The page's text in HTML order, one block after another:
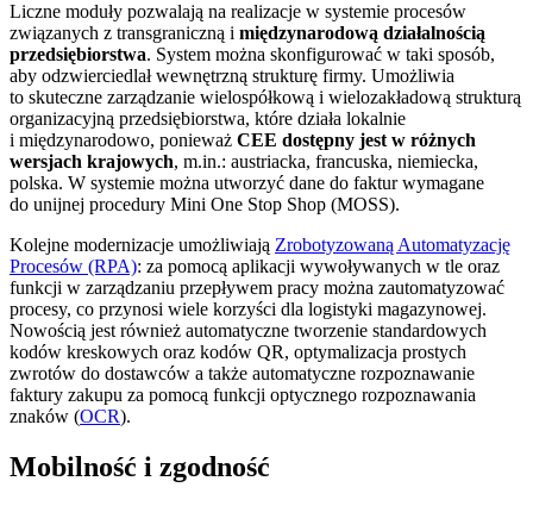
Liczne moduły pozwalają na realizacje w systemie procesów
związanych z transgraniczną i międzynarodową działalnością
przedsiębiorstwa. System można skonfigurować w taki sposób,
aby odzwierciedlał wewnętrzną strukturę firmy. Umożliwia
to skuteczne zarządzanie wielospółkową i wielozakładową strukturą
organizacyjną przedsiębiorstwa, które działa lokalnie
i międzynarodowo, ponieważ CEE dostępny jest w różnych
wersjach krajowych, m.in.: austriacka, francuska, niemiecka,
polska. W systemie można utworzyć dane do faktur wymagane
do unijnej procedury Mini One Stop Shop (MOSS).
Kolejne modernizacje umożliwiają Zrobotyzowaną Automatyzację
Procesów (RPA): za pomocą aplikacji wywoływanych w tle oraz
funkcji w zarządzaniu przepływem pracy można zautomatyzować
procesy, co przynosi wiele korzyści dla logistyki magazynowej.
Nowością jest również automatyczne tworzenie standardowych
kodów kreskowych oraz kodów QR, optymalizacja prostych
zwrotów do dostawców a także automatyczne rozpoznawanie
faktury zakupu za pomocą funkcji optycznego rozpoznawania
znaków (OCR).
Mobilność i zgodność